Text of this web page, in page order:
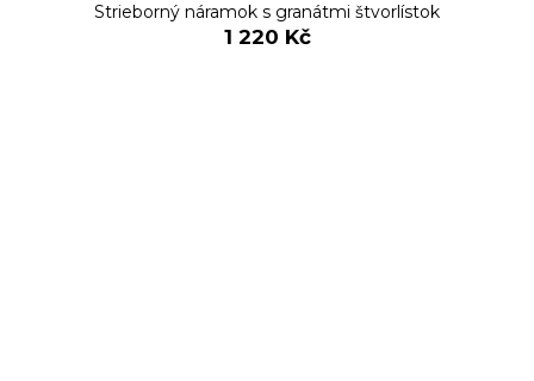
Strieborný náramok s granátmi štvorlístok
1 220 Kč